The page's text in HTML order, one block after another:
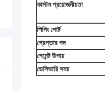
কাস্টম প্রয়োজনীয়তা
শিপিং পোর্ট
গ্রেপ্তার পদ
পেমেন্ট উপায়
ডেলিভারি সময়